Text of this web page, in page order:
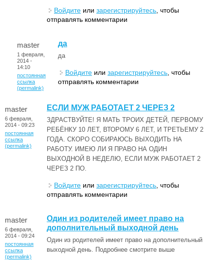
Войдите или зарегистрируйтесь , чтобы
отправлять комментарии
master
1 февраля,
2014 -
14:10
постоянная
ссылка
(permalink)
да
да
Войдите или зарегистрируйтесь , чтобы
отправлять комментарии
master
6 февраля,
2014 - 09:23
постоянная
ссылка
(permalink)
ЕСЛИ МУЖ РАБОТАЕТ 2 ЧЕРЕЗ 2
ЗДРАСТВУЙТЕ! Я МАТЬ ТРОИХ ДЕТЕЙ, ПЕРВОМУ
РЕБЁНКУ 10 ЛЕТ, ВТОРОМУ 6 ЛЕТ, И ТРЕТЬЕМУ 2
ГОДА. СКОРО СОБИРАЮСЬ ВЫХОДИТЬ НА
РАБОТУ. ИМЕЮ ЛИ Я ПРАВО НА ОДИН
ВЫХОДНОЙ В НЕДЕЛЮ, ЕСЛИ МУЖ РАБОТАЕТ 2
ЧЕРЕЗ 2 ПО.
Войдите или зарегистрируйтесь , чтобы
отправлять комментарии
master
6 февраля,
2014 - 09:24
постоянная
ссылка
(permalink)
Один из родителей имеет право на
дополнительный выходной день
Один из родителей имеет право на дополнительный
выходной день. Подробнее смотрите выше